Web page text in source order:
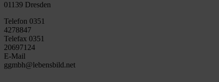
01139 Dresden
Telefon 0351
4278847
Telefax 0351
20697124
E-Mail
ggmbh@lebensbild.net